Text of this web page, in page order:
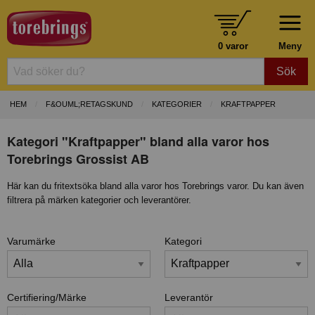
Meny
0 varor
Sök
HEM F&OUML;RETAGSKUND KATEGORIER KRAFTPAPPER
Kategori "Kraftpapper" bland alla varor hos
Torebrings Grossist AB
Här kan du fritextsöka bland alla varor hos Torebrings varor. Du kan även
filtrera på märken kategorier och leverantörer.
Varumärke Kategori
Certifiering/Märke Leverantör